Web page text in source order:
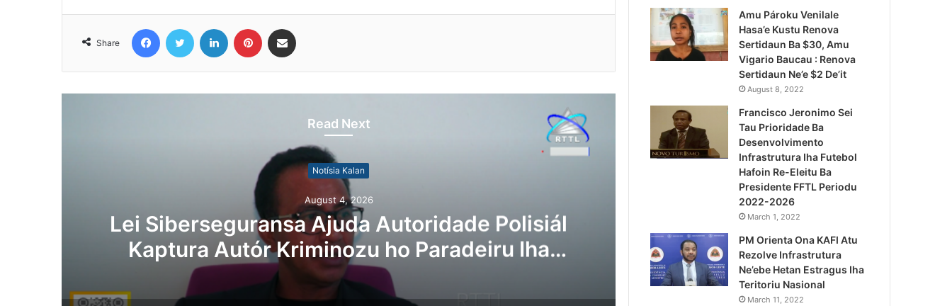
Share
Read Next
Notísia Kalan
August 4, 2026
Lei Siberseguransa Ajuda Autoridade Polisiál
Kaptura Autór Kriminozu ho Paradeiru Iha
Estranjeiru
Kazu Transferénsia
Singapura, Advogadu
Amu Pároku Venilale
Hasa’e Kustu Renova
Sertidaun Ba $30, Amu
Vigario Baucau : Renova
Sertidaun Ne’e $2 De’it
August 8, 2022
Francisco Jeronimo Sei
Tau Prioridade Ba
Desenvolvimento
Infrastrutura Iha Futebol
Hafoin Re-Eleitu Ba
Presidente FFTL Periodu
2022-2026
March 1, 2022
PM Orienta Ona KAFI Atu
Rezolve Infrastrutura
Ne’ebe Hetan Estragus Iha
Teritoriu Nasional
March 11, 2022